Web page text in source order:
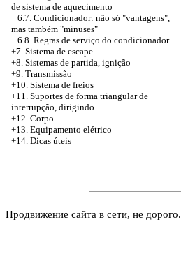
de sistema de aquecimento
6.7. Condicionador: não só "vantagens",
mas também "minuses"
6.8. Regras de serviço do condicionador
+7. Sistema de escape
+8. Sistemas de partida, ignição
+9. Transmissão
+10. Sistema de freios
+11. Suportes de forma triangular de
interrupção, dirigindo
+12. Corpo
+13. Equipamento elétrico
+14. Dicas úteis
Продвижение сайта в сети, не дорого.